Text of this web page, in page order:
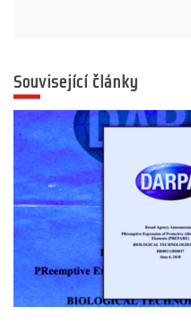
Související články